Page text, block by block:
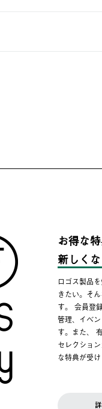
お得な
新しく
ロゴス製品
きたい。そ
す。 会員登
管理、イベ
す。また、
セレクショ
な特典が受け